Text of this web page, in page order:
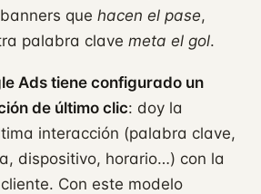
que hacen el pase,
palabra clave meta el gol.
Ads tiene configurado un
de último clic: doy la
interacción (palabra clave,
dispositivo, horario…) con la
Con este modelo